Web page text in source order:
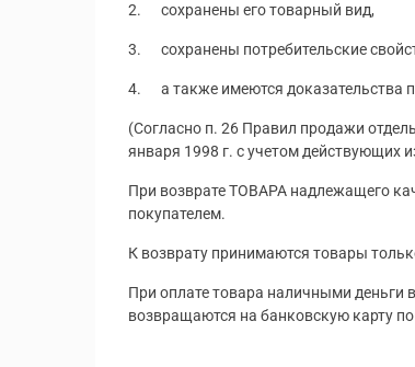
2. сохранены его товарный вид,
3. сохранены потребительские
4. а также имеются доказательства
(Согласно п. 26 Правил продажи
января 1998 г. с учетом действующих
При возврате ТОВАРА надлежащего
покупателем.
К возврату принимаются товары
При оплате товара наличными деньги
возвращаются на банковскую карту